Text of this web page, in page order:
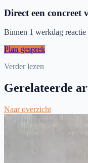
Direct een concreet
Binnen 1 werkdag
Plan gesprek
Verder lezen
Gerelateerde
Naar overzicht